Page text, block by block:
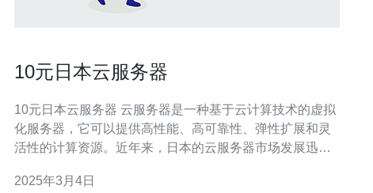
10元日本云服务器
10元日本云服务器 云服务器是一种基于云计算技术的虚拟
化服务器，它可以提供高性能、高可靠性、弹性扩展和灵
活性的计算资源。近年来，日本的云服务器市场发展迅
云服务器，只需10元即可体验日本云服务器的优势。 日本
2025年3月4日